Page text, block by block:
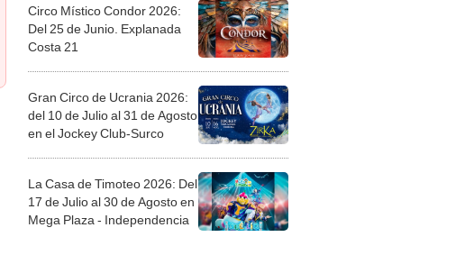
Circo Místico Condor 2026:
Del 25 de Junio. Explanada
Costa 21
Gran Circo de Ucrania 2026:
del 10 de Julio al 31 de Agosto
en el Jockey Club-Surco
La Casa de Timoteo 2026: Del
17 de Julio al 30 de Agosto en
Mega Plaza - Independencia